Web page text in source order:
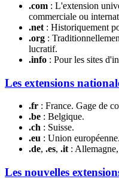
.com : L'extension
commerciale ou
.net : Historiquement
.org :
lucratif.
.info : Pour les sites
Les extensions
.fr : France. Gage de
.be : Belgique.
.ch : Suisse.
.eu : Union européenne.
.de, .es, .it: Allemagne,
Les nouvelles